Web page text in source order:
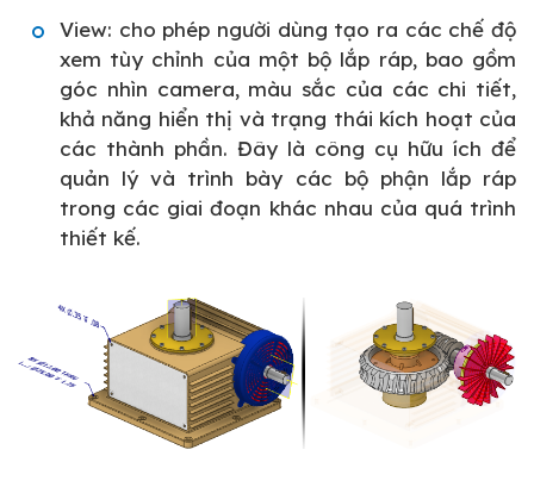
View: cho phép người dùng tạo ra các chế độ
xem tùy chỉnh của một bộ lắp ráp, bao gồm
góc nhìn camera, màu sắc của các chi tiết,
khả năng hiển thị và trạng thái kích hoạt của
các thành phần. Đây là công cụ hữu ích để
quản lý và trình bày các bộ phận lắp ráp
trong các giai đoạn khác nhau của quá trình
thiết kế.